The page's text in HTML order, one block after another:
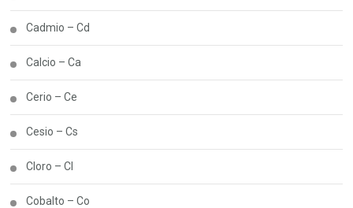
Cadmio – Cd
Calcio – Ca
Cerio – Ce
Cesio – Cs
Cloro – Cl
Cobalto – Co